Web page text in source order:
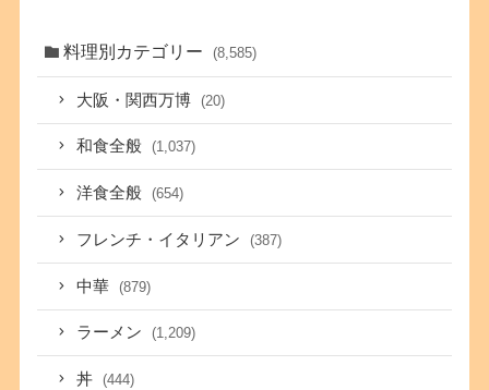
料理別カテゴリー (8,585)
大阪・関西万博 (20)
和食全般 (1,037)
洋食全般 (654)
フレンチ・イタリアン (387)
中華 (879)
ラーメン (1,209)
丼 (444)